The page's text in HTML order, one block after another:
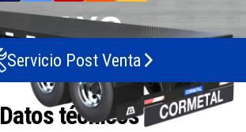
PLAYO
Servicio Post Venta
Datos técnicos